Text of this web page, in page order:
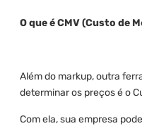
O que é CMV (Custo de
Além do markup, outra
determinar os preços é o
Com ela, sua empresa